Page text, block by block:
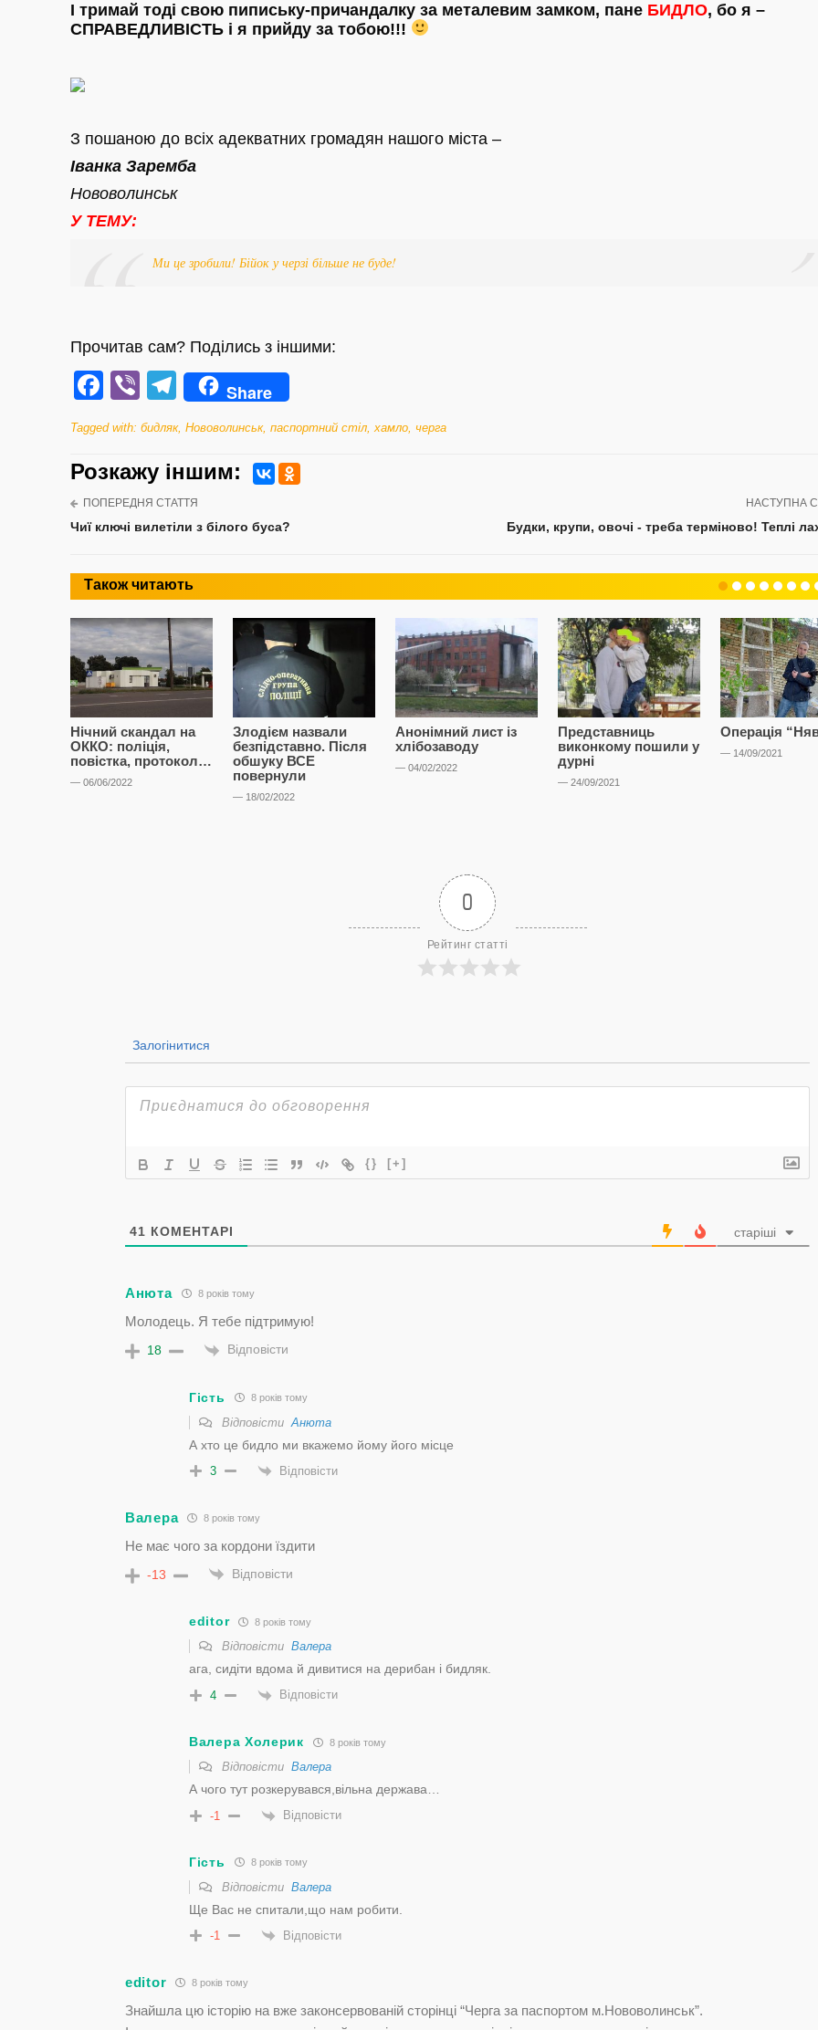
І тримай тоді свою пипиську-причандалку за металевим замком, пане БИДЛО, бо я –
СПРАВЕДЛИВІСТЬ і я прийду за тобою!!!
З пошаною до всіх адекватних громадян нашого міста –
Іванка Заремба
Нововолинськ
У ТЕМУ:
Ми це зробили! Бійок у черзі більше не буде!
Прочитав сам? Поділись з іншими:
Facebook
ViberTelegram
Share
Tagged with: бидляк, Нововолинськ, паспортний стіл хамло черга
Розкажу iншим:
ПОПЕРЕДНЯ СТАТТЯ
Чиї ключі вилетіли з білого буса?
НАСТУПНА
Будки, крупи, овочі - треба терміново! Теплі
Також читають
Нічний скандал на
ОККО: поліція,
повістка, протокол…
— 06/06/2022
Злодієм назвали
безпідставно. Після
обшуку ВСЕ
повернули
— 18/02/2022
Анонімний лист із
хлібозаводу
— 04/02/2022
Представниць
виконкому пошили у
дурні
— 24/09/2021
Операція
— 14/09/2021
0
Рейтинг статті
Залогінитися
{} [+]
41 КОМЕНТАРІ старіші
Анюта 8 років тому
Молодець. Я тебе підтримую!
18 Відповісти
Гість 8 років тому
Відповісти Анюта
А хто це бидло ми вкажемо йому його місце
3 Відповісти
Валера 8 років тому
Не має чого за кордони їздити
-13 Відповісти
editor 8 років тому
Відповісти Валера
ага, сидіти вдома й дивитися на дерибан і бидляк.
4 Відповісти
Валера Холерик 8 років тому
Відповісти Валера
А чого тут розкерувався,вiльна держава…
-1 Відповісти
Гість 8 років тому
Відповісти Валера
Ще Вас не спитали,що нам робити.
-1 Відповісти
editor 8 років тому
Знайшла цю історію на вже законсервованій сторінці “Черга за паспортом м.Нововолинськ”.